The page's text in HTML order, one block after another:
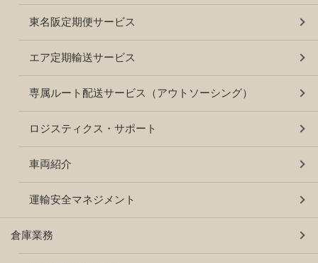
東名阪定期便サービス
エア定期輸送サービス
専属ルート配送サービス（アウトソーシング）
ロジスティクス・サポート
車両紹介
運輸安全マネジメント
倉庫業務